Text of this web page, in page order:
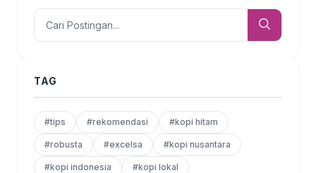
TAG
#tips #rekomendasi #kopi hitam
#robusta #excelsa #kopi nusantara
#kopi indonesia #kopi lokal